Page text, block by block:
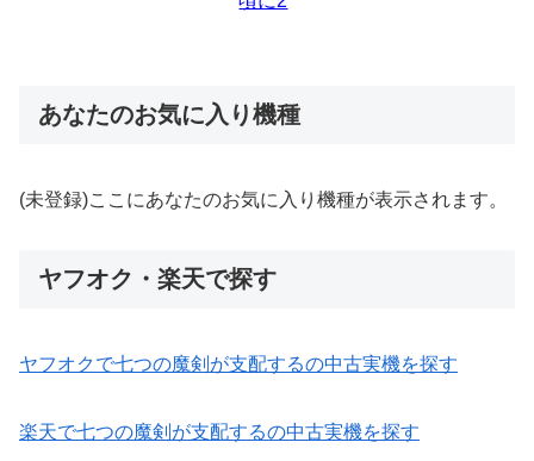
あなたのお気に入り機種
(未登録)ここにあなたのお気に入り機種が表示されます。
ヤフオク・楽天で探す
ヤフオクで七つの魔剣が支配するの中古実機を探す
楽天で七つの魔剣が支配するの中古実機を探す